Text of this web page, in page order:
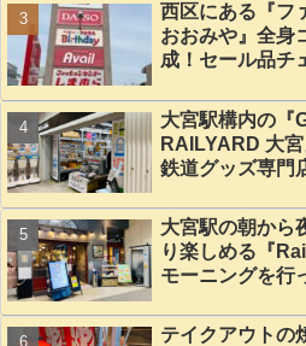
西区にある『フ
おおみや』全身
成！セール品チ
大宮駅構内の『
RAILYARD 大
鉄道グッズ専門
大宮駅の朝から
り楽しめる『
モーニングを行
テイクアウトの